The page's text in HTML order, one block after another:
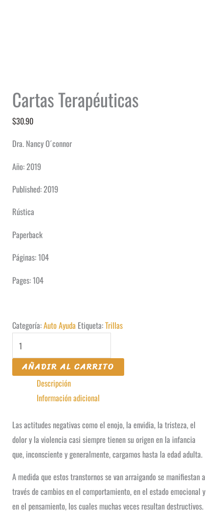
Cartas Terapéuticas
$30.90
Dra. Nancy O´connor
Año: 2019
Published: 2019
Rústica
Paperback
Páginas: 104
Pages: 104
Categoría:Auto Ayuda Etiqueta:Trillas
Cartas
cantidad
AÑADIR AL CARRITO
Descripción
Información adicional
Las actitudes negativas como el enojo, la envidia, la tristeza, el
dolor y la violencia casi siempre tienen su origen en la infancia
que, inconsciente y generalmente, cargamos hasta la edad adulta.
A medida que estos transtornos se van arraigando se manifiestan a
través de cambios en el comportamiento, en el estado emocional y
en el pensamiento, los cuales muchas veces resultan destructivos.